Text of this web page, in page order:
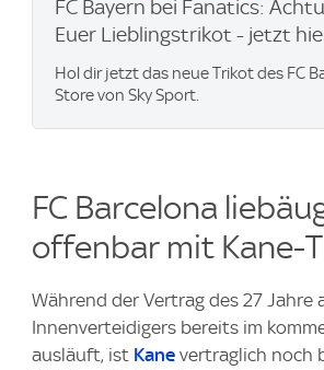
FC Bayern bei Fanatics:
Euer Lieblingstrikot - jetzt
Hol dir jetzt das neue Trikot des FC
Store von Sky Sport.
FC Barcelona
offenbar mit Kane-
Während der Vertrag des 27 Jahre
Innenverteidigers bereits im
ausläuft, ist Kane vertraglich noch